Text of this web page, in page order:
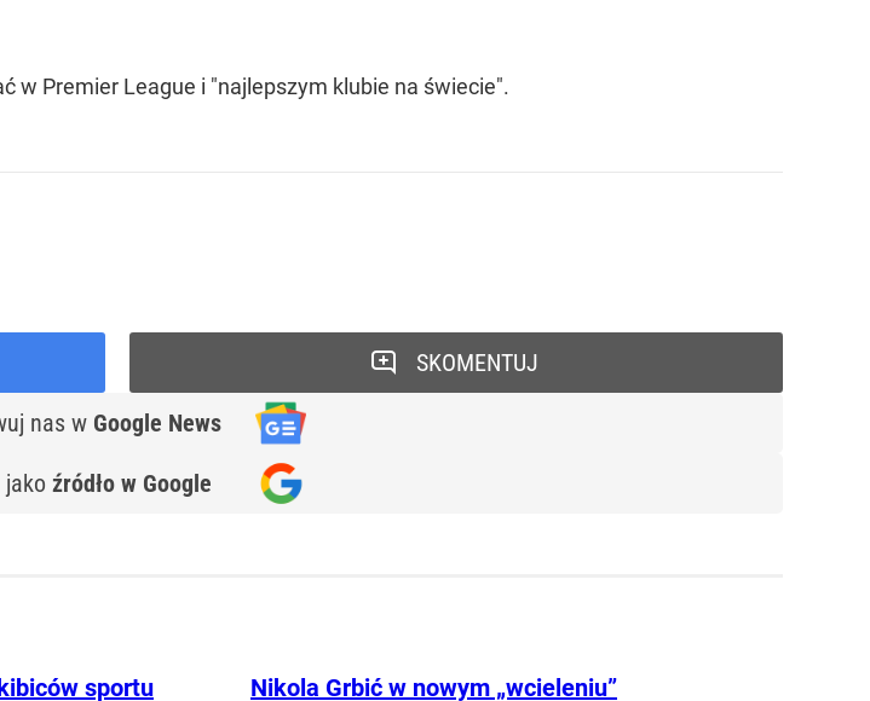
w Premier League i "najlepszym klubie na świecie".
nas w Google News
jako źródło w Google
SKOMENTUJ
sportu
Nikola Grbić w nowym „wcieleniu”